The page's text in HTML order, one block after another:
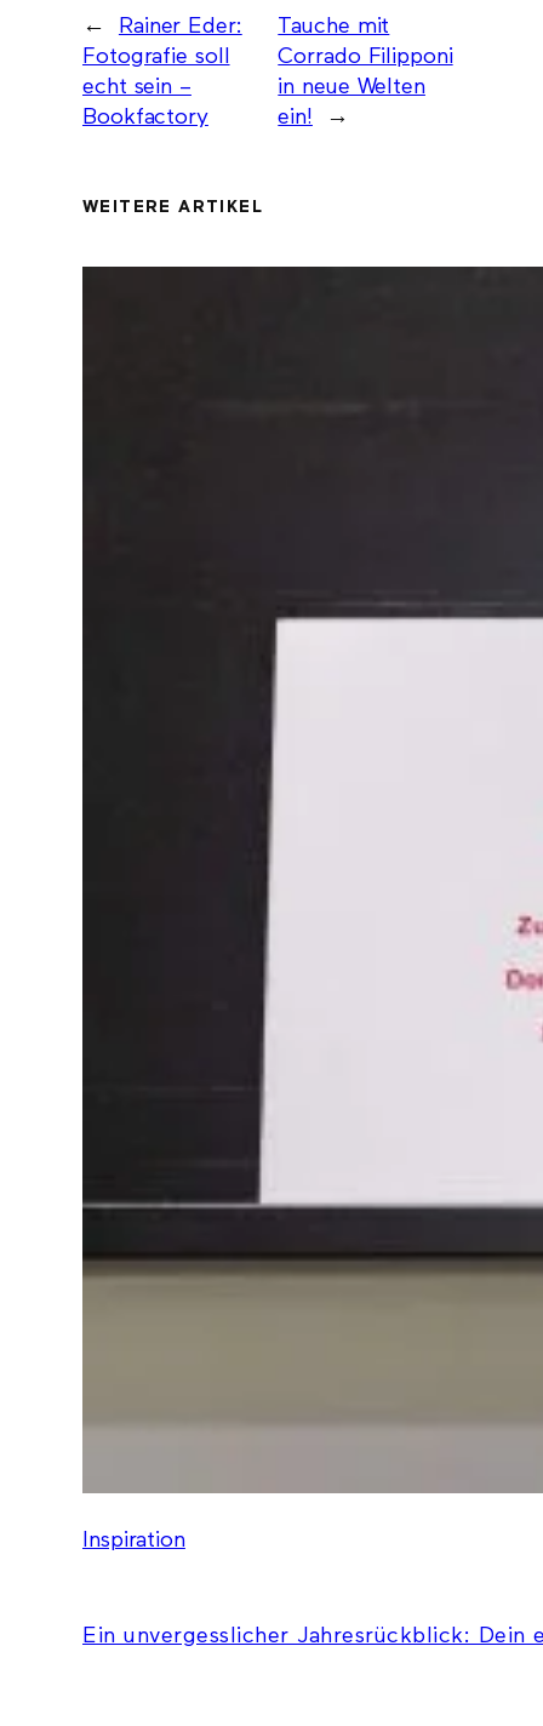
←
Rainer Eder:
Fotografie soll
echt sein –
Bookfactory
Tauche mit
Corrado Filipponi
in neue Welten
ein!
→
WEITERE ARTIKEL
Inspiration
Ein unvergesslicher Jahresrückblick: Dein